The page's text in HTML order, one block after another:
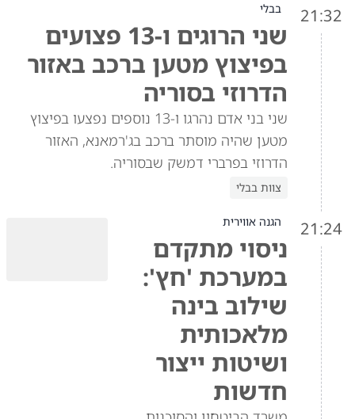
21:32 בבלי
שני הרוגים ו-13 פצועים
בפיצוץ מטען ברכב באזור
הדרוזי בסוריה
שני בני אדם נהרגו ו-13 נוספים נפצעו בפיצוץ
מטען שהיה מוסתר ברכב בג'רמאנא, האזור
הדרוזי בפרברי דמשק שבסוריה.
צוות בבלי
21:24 הגנה אווירית
ניסוי מתקדם
במערכת 'חץ':
שילוב בינה
מלאכותית
ושיטות ייצור
חדשות